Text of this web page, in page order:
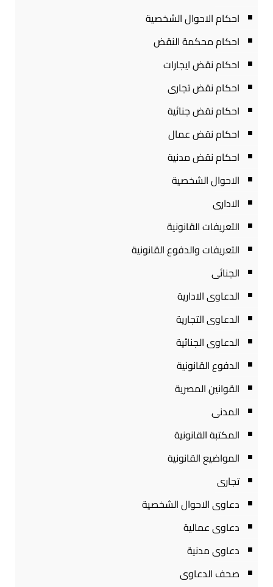
احكام الاحوال الشخصية
احكام محكمة النقض
احكام نقض ايجارات
احكام نقض تجارى
احكام نقض جنائية
احكام نقض عمال
احكام نقض مدنية
الاحوال الشخصية
الادارى
التعريفات القانونية
التعريفات والدفوع القانونية
الجنائى
الدعاوى الادارية
الدعاوى التجارية
الدعاوى الجنائية
الدفوع القانونية
القوانين المصرية
المدنى
المكتبة القانونية
المواضيع القانونية
تجارى
دعاوى الاحوال الشخصية
دعاوى عمالية
دعاوى مدنية
صحف الدعاوى